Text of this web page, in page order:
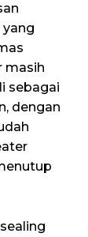
masih
sebagai
dengan